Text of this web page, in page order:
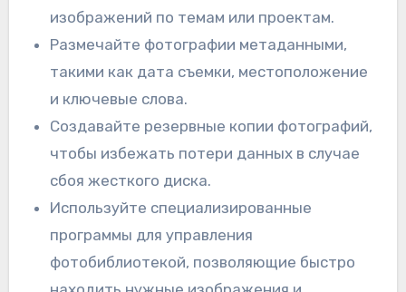
изображений по темам или проектам.
Размечайте фотографии метаданными,
такими как дата съемки, местоположение
и ключевые слова.
Создавайте резервные копии фотографий,
чтобы избежать потери данных в случае
сбоя жесткого диска.
Используйте специализированные
программы для управления
фотобиблиотекой, позволяющие быстро